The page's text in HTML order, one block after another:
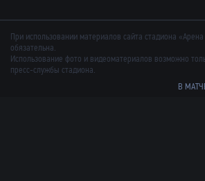
При использовании материалов сайта стадиона
обязательна.
Использование фото и видеоматериалов возможно
пресс-службы стадиона.
В